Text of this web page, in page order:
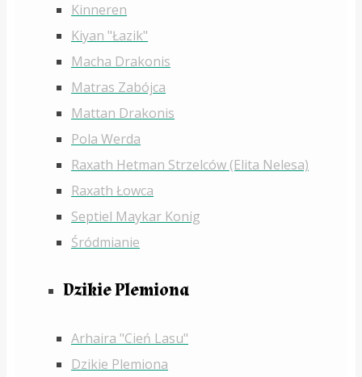
Kinneren
Kiyan "Łazik"
Macha Drakonis
Matras Zabójca
Mattan Drakonis
Pola Werda
Raxath Hetman Strzelców (Elita Nelesa)
Raxath Łowca
Septiel Maykar Konig
Śródmianie
Dzikie Plemiona
Arhaira "Cień Lasu"
Dzikie Plemiona